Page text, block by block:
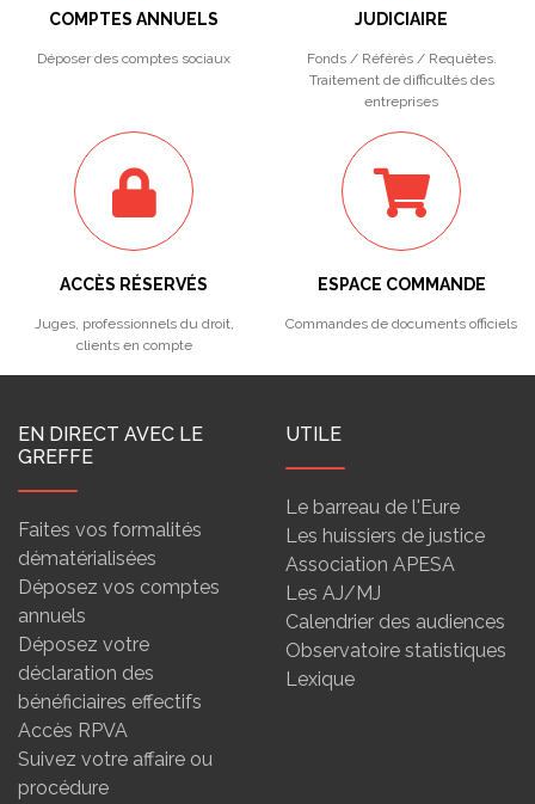
COMPTES ANNUELS
Déposer des comptes sociaux
JUDICIAIRE
Fonds / Référés / Requêtes.
Traitement de difficultés des
entreprises
ACCÈS RÉSERVÉS
Juges, professionnels du droit,
clients en compte
ESPACE COMMANDE
Commandes de documents officiels
EN DIRECT AVEC LE
GREFFE
Faites vos formalités
dématérialisées
Déposez vos comptes
annuels
Déposez votre
déclaration des
bénéficiaires effectifs
Accès RPVA
Suivez votre affaire ou
procédure
UTILE
Le barreau de l'Eure
Les huissiers de justice
Association APESA
Les AJ/MJ
Calendrier des audiences
Observatoire statistiques
Lexique